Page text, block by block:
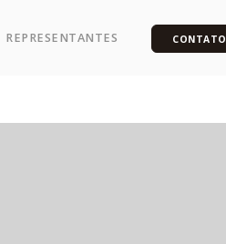
REPRESENTANTES CONTATO